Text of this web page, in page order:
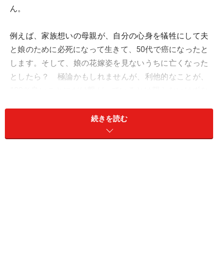
ん。
例えば、家族想いの母親が、自分の心身を犠牲にして夫
と娘のために必死になって生きて、50代で癌になったと
します。そして、娘の花嫁姿を見ないうちに亡くなった
としたら？ 極論かもしれませんが、利他的なことが、
一見「利己的」に見えることが、実は、その人の未来や
続きを読む